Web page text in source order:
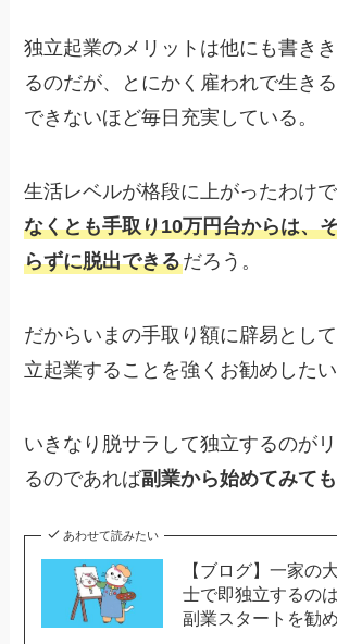
独立起業のメリットは他にも書き
るのだが、とにかく雇われで生き
できないほど毎日充実している。
生活レベルが格段に上がったわけ
なくとも手取り10万円台からは、
らずに脱出できるだろう。
だからいまの手取り額に辟易とし
立起業することを強くお勧めしたい
いきなり脱サラして独立するのが
るのであれば副業から始めてみて
あわせて読みたい
【ブログ】一家の
士で即独立するの
副業スタートを勧